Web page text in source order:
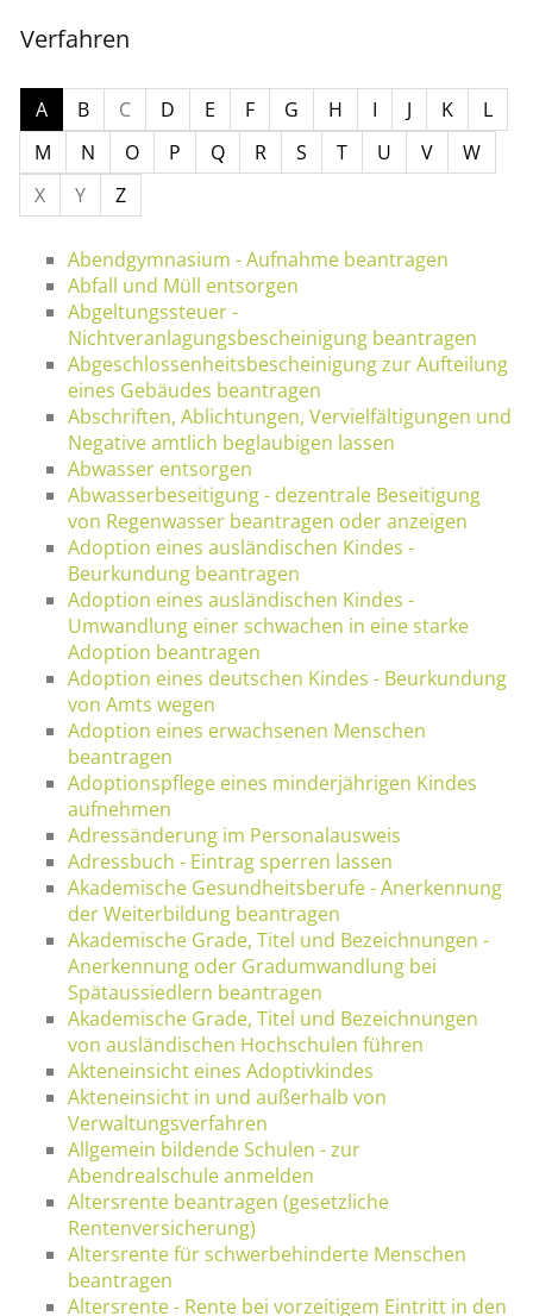
Verfahren
A B C D E F G H I J K
L
M
N O P Q R S T U V
W
X
Y Z
Abendgymnasium - Aufnahme beantragen
Abfall und Müll entsorgen
Abgeltungssteuer -
Nichtveranlagungsbescheinigung beantragen
Abgeschlossenheitsbescheinigung zur Aufteilung
eines Gebäudes beantragen
Abschriften, Ablichtungen, Vervielfältigungen und
Negative amtlich beglaubigen lassen
Abwasser entsorgen
Abwasserbeseitigung - dezentrale Beseitigung
von Regenwasser beantragen oder anzeigen
Adoption eines ausländischen Kindes -
Beurkundung beantragen
Adoption eines ausländischen Kindes -
Umwandlung einer schwachen in eine starke
Adoption beantragen
Adoption eines deutschen Kindes - Beurkundung
von Amts wegen
Adoption eines erwachsenen Menschen
beantragen
Adoptionspflege eines minderjährigen Kindes
aufnehmen
Adressänderung im Personalausweis
Adressbuch - Eintrag sperren lassen
Akademische Gesundheitsberufe - Anerkennung
der Weiterbildung beantragen
Akademische Grade, Titel und Bezeichnungen -
Anerkennung oder Gradumwandlung bei
Spätaussiedlern beantragen
Akademische Grade, Titel und Bezeichnungen
von ausländischen Hochschulen führen
Akteneinsicht eines Adoptivkindes
Akteneinsicht in und außerhalb von
Verwaltungsverfahren
Allgemein bildende Schulen - zur
Abendrealschule anmelden
Altersrente beantragen (gesetzliche
Rentenversicherung)
Altersrente für schwerbehinderte Menschen
beantragen
Altersrente - Rente bei vorzeitigem Eintritt in den